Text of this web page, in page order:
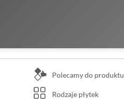
Polecamy do produktu
Rodzaje płytek